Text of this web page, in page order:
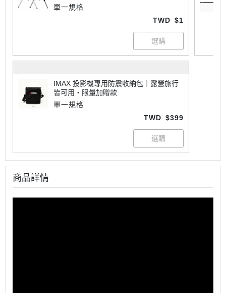
單一規格
TWD $1
IMAX 投影機專用防震收納包｜露營旅行
皆可用・限量加贈款
單一規格
TWD $399
商品詳情